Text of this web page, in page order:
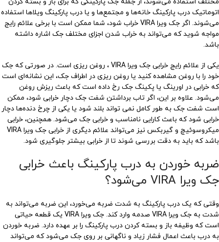
اتوماتیک درب پارکینگ خانه‌ها و مجتمع‌ها و یا درب پارکینگ ویلاها استفاده
می‌شوند. اگر جک ویرا VIRA خراب شود، شما ممکن است با برخی علائم رایج
مواجه شوید که می‌تواند به خراب شدن اجزای مختلف جک اشاره داشته
باشد.
یکی از علائم رایج خرابی جک ویرا VIRA ، روغن ریزی است. در صورتی که جک
خود را با روغن مشاهده کنید یا روغن ریزی در اطراف جک، این نشانه‌ای است
که خرابی در اورینگ یا پکینگ جک رخ داده است که باعث ریزش روغن
می‌شود. علاوه بر این، اگر تاب برداشتن شفت جک دچار خرابی شود، ممکن
است شفت جک به طور کامل نمی تواند بلند شود یا یکی از چرخ دنده‌ها دچار
خرابی شود که باعث کارایی نامناسب و خرابی جک می‌شود. همچنین، خرابی
میکروسوئیچ و گیربکس نیز می‌تواند علائم دیگری از خرابی جک ویرا VIRA
باشد که باید به دقت بررسی شوند تا از خرابی بیشتر جلوگیری شود.
ضربه خوردن به درب پارکینگ باعث خرابی
جک ویرا VIRA می‌شود؟
وقتی که یک درب پارکینگ به شدت ضربه می‌خورد، این ضربه می‌تواند به
شدت به جک ویرا VIRA صدمه وارد کند. جک ویرا VIRA یک قطعه حیاتی
است که وظیفه باز و بسته کردن درب پارکینگ را بر عهده دارد. ضربه خوردن
به درب باعث اعمال فشار زیاد و ناگهانی بر روی جک می‌شود که می‌تواند